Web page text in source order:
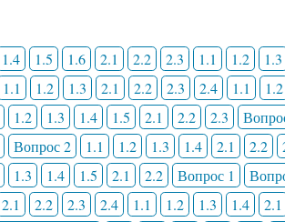
1.4 1.5 1.6 2.1 2.2 2.3 1.1 1.2 1.3
1.1 1.2 1.3 2.1 2.2 2.3 2.4 1.1 1.2
1.2 1.3 1.4 1.5 2.1 2.2 2.3
Вопрос 2 1.1 1.2 1.3 1.4 2.1 2.2
1.3 1.4 1.5 2.1 2.2 Вопрос 1
2.1 2.2 2.3 2.4 1.1 1.2 1.3 1.4 2.1